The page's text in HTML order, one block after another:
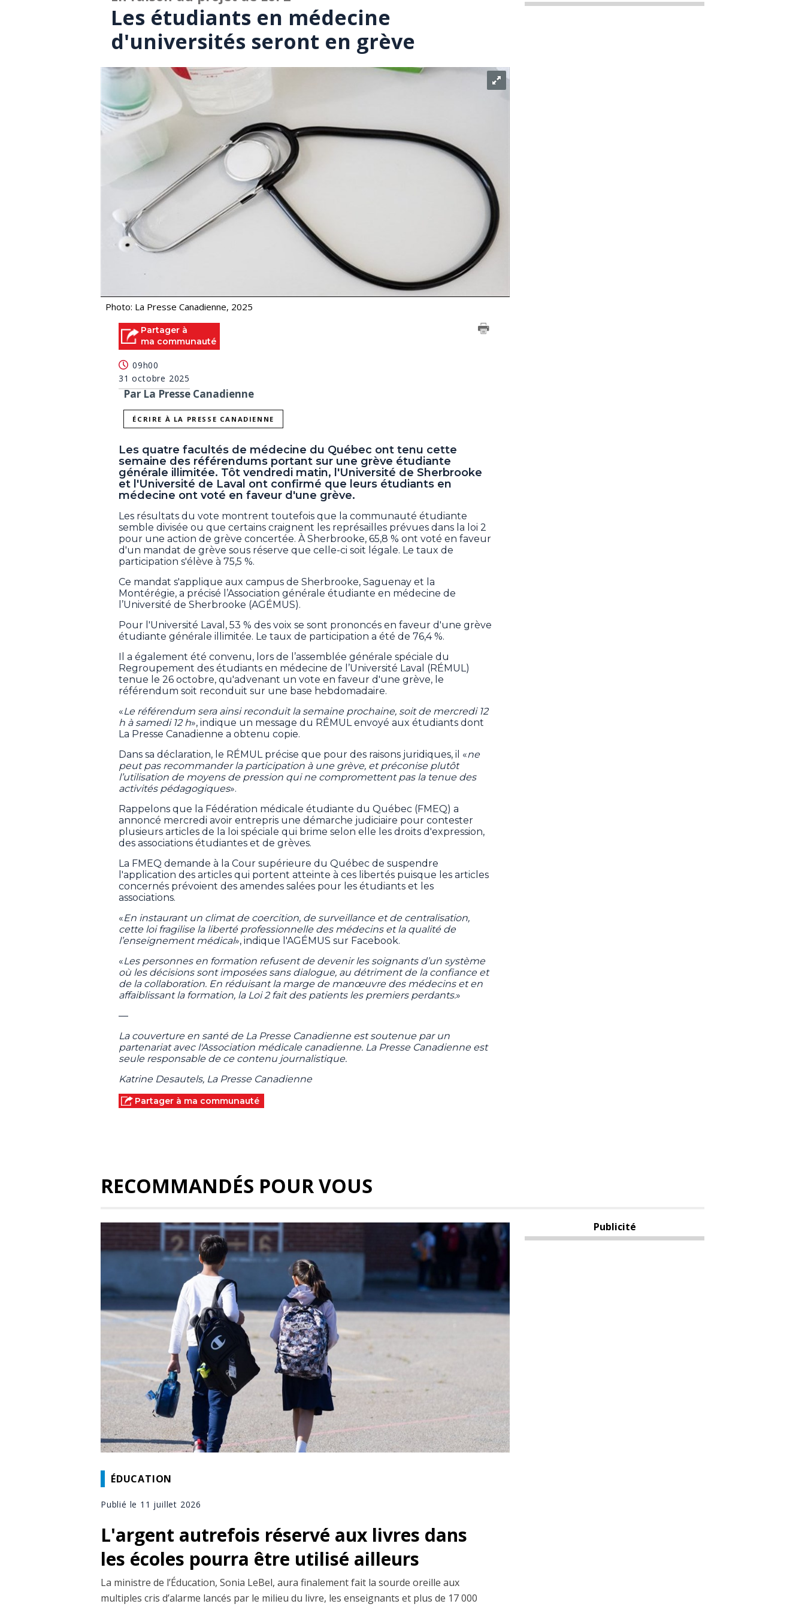
Les étudiants en médecine
d'universités seront en grève
Photo: La Presse Canadienne, 2025
Partager à
ma communauté
09h00
31 octobre 2025
Par La Presse Canadienne
ÉCRIRE À LA PRESSE CANADIENNE
Les quatre facultés de médecine du Québec ont tenu cette
semaine des référendums portant sur une grève étudiante
générale illimitée. Tôt vendredi matin, l'Université de Sherbrooke
et l'Université de Laval ont confirmé que leurs étudiants en
médecine ont voté en faveur d'une grève.
Les résultats du vote montrent toutefois que la communauté étudiante
semble divisée ou que certains craignent les représailles prévues dans la loi 2
pour une action de grève concertée. À Sherbrooke, 65,8 % ont voté en faveur
d'un mandat de grève sous réserve que celle-ci soit légale. Le taux de
participation s'élève à 75,5 %.
Ce mandat s'applique aux campus de Sherbrooke, Saguenay et la
Montérégie, a précisé l’Association générale étudiante en médecine de
l’Université de Sherbrooke (AGÉMUS).
Pour l'Université Laval, 53 % des voix se sont prononcés en faveur d'une grève
étudiante générale illimitée. Le taux de participation a été de 76,4 %.
Il a également été convenu, lors de l’assemblée générale spéciale du
Regroupement des étudiants en médecine de l’Université Laval (RÉMUL)
tenue le 26 octobre, qu'advenant un vote en faveur d'une grève, le
référendum soit reconduit sur une base hebdomadaire.
«Le référendum sera ainsi reconduit la semaine prochaine, soit de mercredi 12
h à samedi 12 h», indique un message du RÉMUL envoyé aux étudiants dont
La Presse Canadienne a obtenu copie.
Dans sa déclaration, le RÉMUL précise que pour des raisons juridiques, il «ne
peut pas recommander la participation à une grève, et préconise plutôt
l’utilisation de moyens de pression qui ne compromettent pas la tenue des
activités pédagogiques».
Rappelons que la Fédération médicale étudiante du Québec (FMEQ) a
annoncé mercredi avoir entrepris une démarche judiciaire pour contester
plusieurs articles de la loi spéciale qui brime selon elle les droits d'expression,
des associations étudiantes et de grèves.
La FMEQ demande à la Cour supérieure du Québec de suspendre
l'application des articles qui portent atteinte à ces libertés puisque les articles
concernés prévoient des amendes salées pour les étudiants et les
associations.
«En instaurant un climat de coercition, de surveillance et de centralisation,
cette loi fragilise la liberté professionnelle des médecins et la qualité de
l’enseignement médical», indique l'AGÉMUS sur Facebook.
«Les personnes en formation refusent de devenir les soignants d’un système
où les décisions sont imposées sans dialogue, au détriment de la confiance et
de la collaboration. En réduisant la marge de manœuvre des médecins et en
affaiblissant la formation, la Loi 2 fait des patients les premiers perdants.»
—
La couverture en santé de La Presse Canadienne est soutenue par un
partenariat avec l'Association médicale canadienne. La Presse Canadienne est
seule responsable de ce contenu journalistique.
Katrine Desautels, La Presse Canadienne
Partager à ma communauté
RECOMMANDÉS POUR VOUS
ÉDUCATION
Publié le 11 juillet 2026
L'argent autrefois réservé aux livres dans
les écoles pourra être utilisé ailleurs
La ministre de l’Éducation, Sonia LeBel, aura finalement fait la sourde oreille aux
multiples cris d’alarme lancés par le milieu du livre, les enseignants et plus de 17 000
Publicité